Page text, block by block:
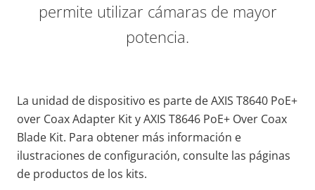
permite utilizar cámaras de mayor
potencia.
La unidad de dispositivo es parte de AXIS T8640 PoE+
over Coax Adapter Kit y AXIS T8646 PoE+ Over Coax
Blade Kit. Para obtener más información e
ilustraciones de configuración, consulte las páginas
de productos de los kits.